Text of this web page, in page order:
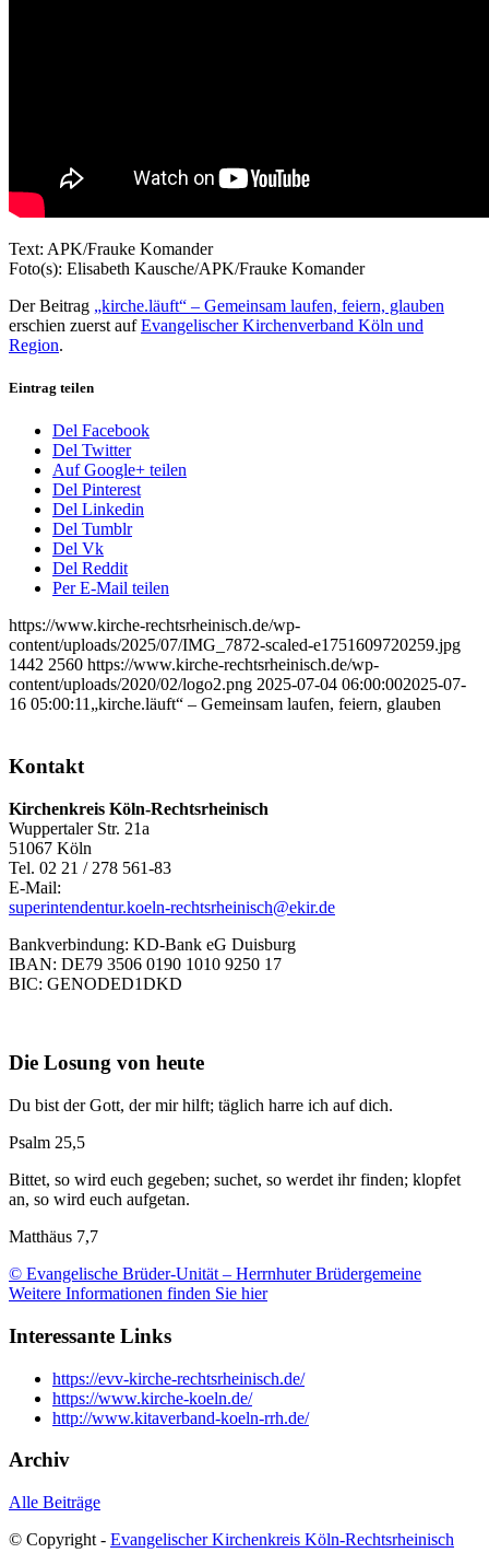
Text: APK/Frauke Komander
Foto(s): Elisabeth Kausche/APK/Frauke Komander
Der Beitrag „kirche.läuft“ – Gemeinsam laufen, feiern, glauben
erschien zuerst aufEvangelischer Kirchenverband Köln und
Region.
Eintrag teilen
Del Facebook
Del Twitter
Auf Google+ teilen
Del Pinterest
Del Linkedin
Del Tumblr
Del Vk
Del Reddit
Per E-Mail teilen
https://www.kirche-rechtsrheinisch.de/wp-
content/uploads/2025/07/IMG_7872-scaled-e1751609720259.jpg
1442 2560 https://www.kirche-rechtsrheinisch.de/wp-
content/uploads/2020/02/logo2.png 2025-07-04 06:00:002025-07-
16 05:00:11 „kirche.läuft“ – Gemeinsam laufen, feiern, glauben
Kontakt
Kirchenkreis Köln-Rechtsrheinisch
Wuppertaler Str. 21a
51067 Köln
Tel. 02 21 / 278 561-83
E-Mail:
superintendentur.koeln-rechtsrheinisch@ekir.de
Bankverbindung: KD-Bank eG Duisburg
IBAN: DE79 3506 0190 1010 9250 17
BIC: GENODED1DKD
Die Losung von heute
Du bist der Gott, der mir hilft; täglich harre ich auf dich.
Psalm 25,5
Bittet, so wird euch gegeben; suchet, so werdet ihr finden; klopfet
an, so wird euch aufgetan.
Matthäus 7,7
© Evangelische Brüder-Unität – Herrnhuter Brüdergemeine
Weitere Informationen finden Sie hier
Interessante Links
https://evv-kirche-rechtsrheinisch.de/
https://www.kirche-koeln.de/
http://www.kitaverband-koeln-rrh.de/
Archiv
Alle Beiträge
© Copyright - Evangelischer Kirchenkreis Köln-Rechtsrheinisch